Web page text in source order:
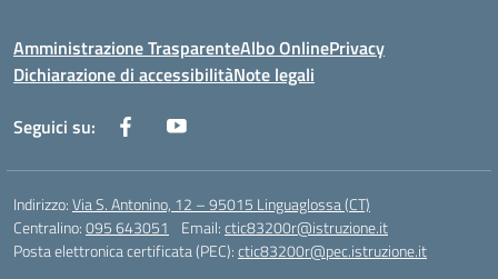
Amministrazione TrasparenteAlbo OnlinePrivacy
Dichiarazione di accessibilitàNote legali
Seguici su:
Indirizzo:Via S. Antonino, 12 – 95015 Linguaglossa (CT)
Centralino:095 643051 Email:ctic83200r@istruzione.it
Posta elettronica certificata (PEC):ctic83200r@pec.istruzione.it